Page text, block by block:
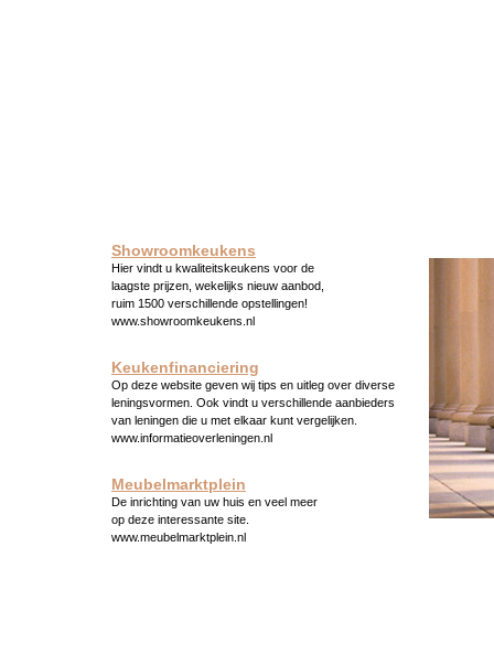
Showroomkeukens
Hier vindt u kwaliteitskeukens voor de
laagste prijzen, wekelijks nieuw aanbod,
ruim 1500 verschillende opstellingen!
www.showroomkeukens.nl
Keukenfinanciering
Op deze website geven wij tips en uitleg over diverse
leningsvormen. Ook vindt u verschillende aanbieders
van leningen die u met elkaar kunt vergelijken.
www.informatieoverleningen.nl
Meubelmarktplein
De inrichting van uw huis en veel meer
op deze interessante site.
www.meubelmarktplein.nl